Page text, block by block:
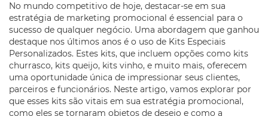
No mundo competitivo de hoje, destacar-se em sua
estratégia de marketing promocional é essencial para o
sucesso de qualquer negócio. Uma abordagem que ganhou
destaque nos últimos anos é o uso de Kits Especiais
Personalizados. Estes kits, que incluem opções como kits
churrasco, kits queijo, kits vinho, e muito mais, oferecem
uma oportunidade única de impressionar seus clientes,
parceiros e funcionários. Neste artigo, vamos explorar por
que esses kits são vitais em sua estratégia promocional,
como eles se tornaram objetos de desejo e como a